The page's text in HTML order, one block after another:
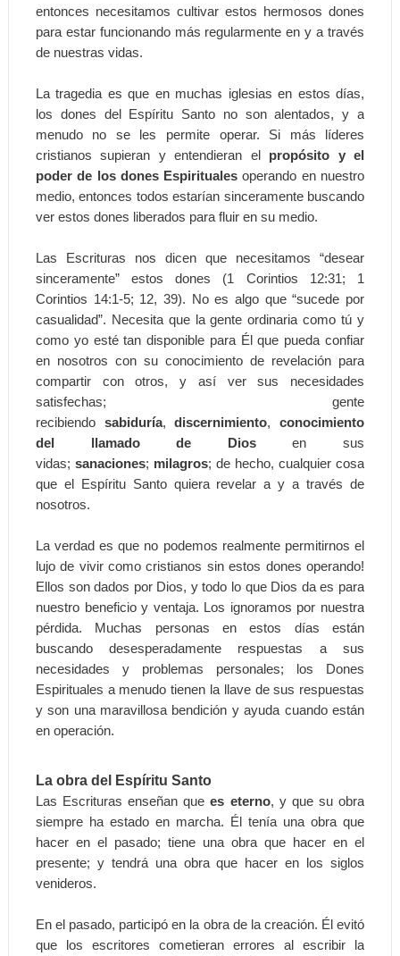
entonces necesitamos cultivar estos hermosos dones
para estar funcionando más regularmente en y a través
de nuestras vidas.
La tragedia es que en muchas iglesias en estos días,
los dones del Espíritu Santo no son alentados, y a
menudo no se les permite operar. Si más líderes
cristianos supieran y entendieran el propósito y el
poder de los dones Espirituales operando en nuestro
medio, entonces todos estarían sinceramente buscando
ver estos dones liberados para fluir en su medio.
Las Escrituras nos dicen que necesitamos “desear
sinceramente” estos dones (1 Corintios 12:31; 1
Corintios 14:1-5; 12, 39). No es algo que “sucede por
casualidad”. Necesita que la gente ordinaria como tú y
como yo esté tan disponible para Él que pueda confiar
en nosotros con su conocimiento de revelación para
compartir con otros, y así ver sus necesidades
satisfechas; gente
recibiendo sabiduría,discernimiento,conocimiento
del llamado de Diosen sus
vidas; sanaciones; milagros; de hecho, cualquier cosa
que el Espíritu Santo quiera revelar a y a través de
nosotros.
La verdad es que no podemos realmente permitirnos el
lujo de vivir como cristianos sin estos dones operando!
Ellos son dados por Dios, y todo lo que Dios da es para
nuestro beneficio y ventaja. Los ignoramos por nuestra
pérdida. Muchas personas en estos días están
buscando desesperadamente respuestas a sus
necesidades y problemas personales; los Dones
Espirituales a menudo tienen la llave de sus respuestas
y son una maravillosa bendición y ayuda cuando están
en operación.
La obra del Espíritu Santo
Las Escrituras enseñan quees eterno, y que su obra
siempre ha estado en marcha. Él tenía una obra que
hacer en el pasado; tiene una obra que hacer en el
presente; y tendrá una obra que hacer en los siglos
venideros.
En el pasado, participó en la obra de la creación. Él evitó
que los escritores cometieran errores al escribir la